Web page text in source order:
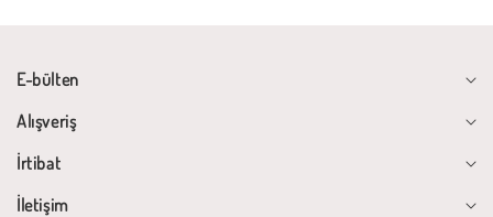
E-bülten
Alışveriş
İrtibat
İletişim